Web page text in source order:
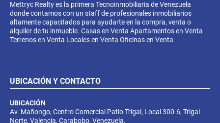
Mettryc Realty es la primera Tecnoinmobiliaria de Venezuela
donde contamos con un staff de profesionales inmobiliarios
altamente capacitados para ayudarte en la compra, venta o
alquiler de tu inmueble. Casas en Venta Apartamentos en Venta
Terrenos en Venta Locales en Venta Oficinas en Venta
UBICACIÓN Y CONTACTO
UBICACIÓN
Av. Mañongo, Centro Comercial Patio Trigal, Local 300-6, Trigal
Norte, Valencia, Carabobo, Venezuela.